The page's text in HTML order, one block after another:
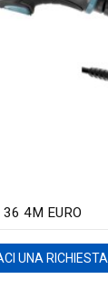
36 4M EURO
UNA RICHIESTA